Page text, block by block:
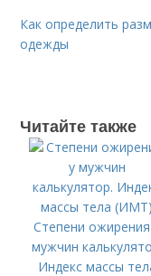
Как определить
одежды
Читайте также
Степени
мужчин
Индекс массы